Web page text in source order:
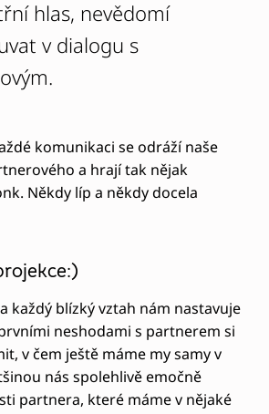
hlas, nevědomí
v dialogu s
komunikaci se odráží naše
a hrají tak nějak
Někdy líp a někdy docela
každý blízký vztah nám nastavuje
neshodami s partnerem si
v čem ještě máme my samy v
nás spolehlivě emočně
partnera, které máme v nějaké